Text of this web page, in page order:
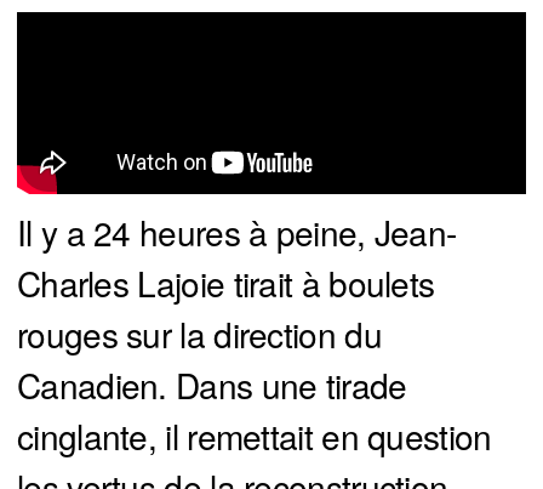
Il y a 24 heures à peine, Jean-
Charles Lajoie tirait à boulets
rouges sur la direction du
Canadien. Dans une tirade
cinglante, il remettait en question